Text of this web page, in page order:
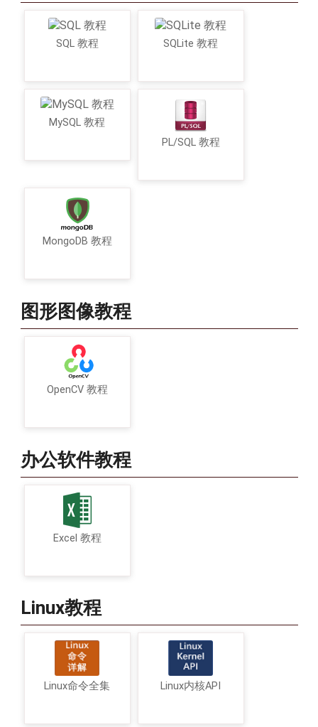
SQL 教程 SQLite 教程
MySQL 教程
PL/SQL 教程
MongoDB 教程
图形图像教程
OpenCV 教程
办公软件教程
Excel 教程
Linux教程
Linux命令全集 Linux内核API